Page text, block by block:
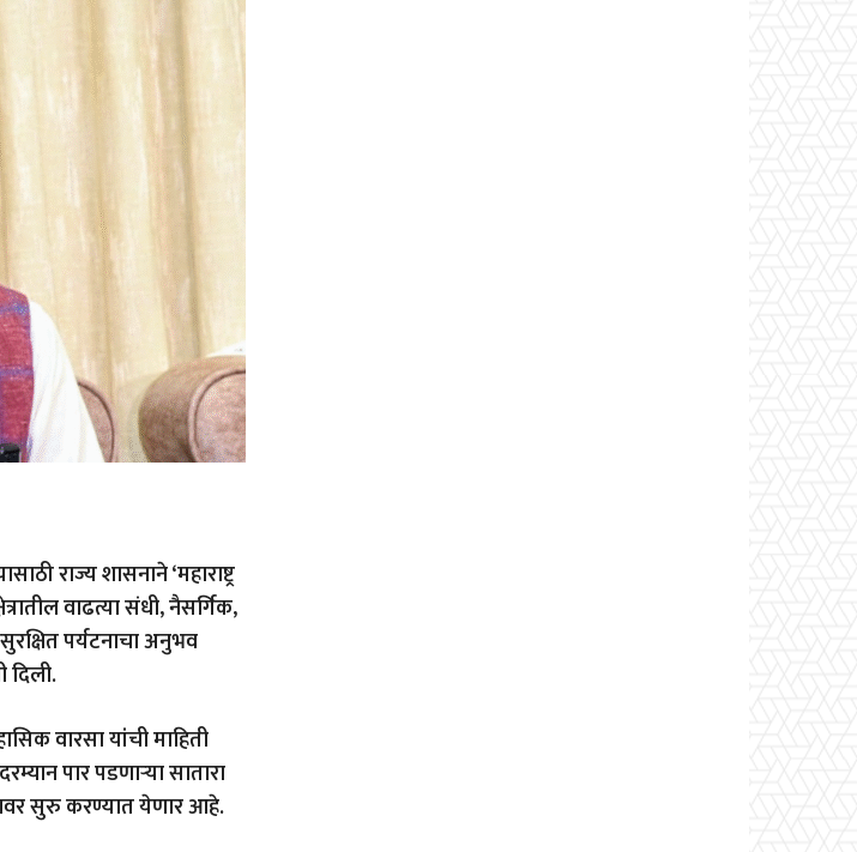
राज्य शासनाने ‘महाराष्ट्र
वाढत्या संधी, नैसर्गिक,
पर्यटनाचा अनुभव
दिली.
वारसा यांची माहिती
पार पडणाऱ्या सातारा
सुरु करण्यात येणार आहे.